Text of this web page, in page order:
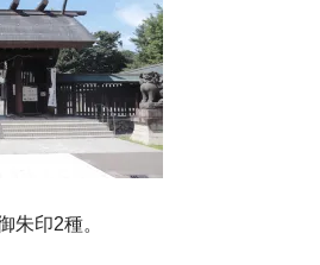
朱印2種。